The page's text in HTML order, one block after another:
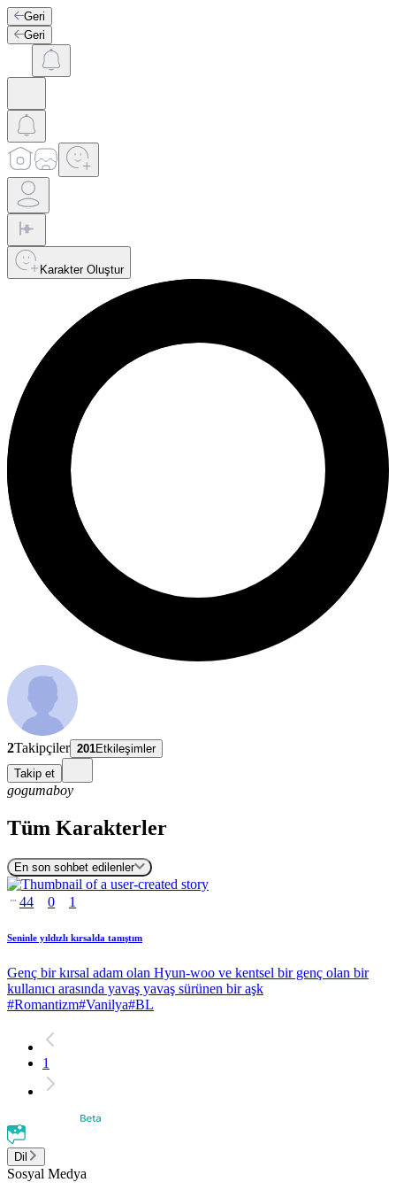
Geri
Geri
Karakter Oluştur
2Takipçiler 201Etkileşimler
Takip et
gogumaboy
Tüm Karakterler
En son sohbet edilenler
44 0 1
Seninle yıldızlı kırsalda tanıştım
Genç bir kırsal adam olan Hyun-woo ve kentsel bir genç olan bir
kullanıcı arasında yavaş yavaş sürünen bir aşk
#Romantizm#Vanilya#BL
1
Dil
Sosyal Medya